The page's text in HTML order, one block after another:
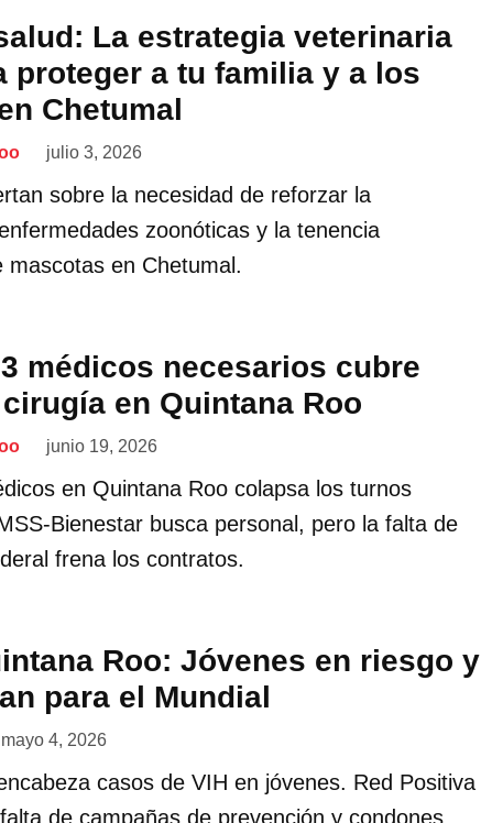
La estrategia veterinaria
proteger a tu familia y a los
Chetumal
julio 3, 2026
sobre la necesidad de reforzar la
zoonóticas y la tenencia
mascotas en Chetumal.
médicos necesarios cubre
en Quintana Roo
junio 19, 2026
en Quintana Roo colapsa los turnos
Bienestar busca personal, pero la falta de
frena los contratos.
Roo: Jóvenes en riesgo y
para el Mundial
mayo 4, 2026
casos de VIH en jóvenes. Red Positiva
de campañas de prevención y condones